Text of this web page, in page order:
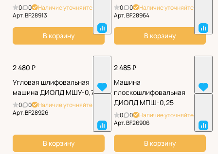
0 0
Наличие уточняйте
Арт.BF28913
В корзину
0 0
Наличие уточняйте
Арт.BF28964
В корзину
2 480 ₽
Угловая шлифовальная
машина ДИОЛД МШУ-0,7-01
0 0
Наличие уточняйте
Арт.BF28926
В корзину
2 485 ₽
Машина
плоскошлифовальная
ДИОЛД МПШ-0,25
0 0
Наличие уточняйте
Арт.BF26906
В корзину